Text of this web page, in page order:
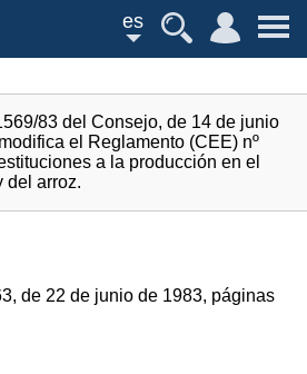
es
83 del Consejo, de 14 de junio
el Reglamento (CEE) nº
a la producción en el
del arroz.
de 22 de junio de 1983, páginas